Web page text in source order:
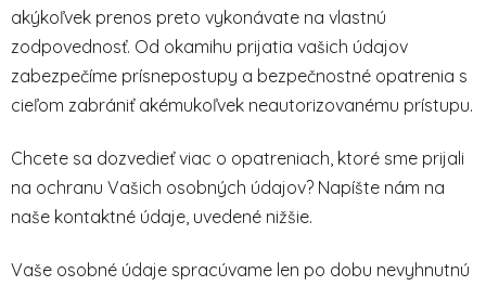
akýkoľvek prenos preto vykonávate na vlastnú
zodpovednosť. Od okamihu prijatia vašich údajov
zabezpečíme prísnepostupy a bezpečnostné opatrenia s
cieľom zabrániť akémukoľvek neautorizovanému prístupu.
Chcete sa dozvedieť viac o opatreniach, ktoré sme prijali
na ochranu Vašich osobných údajov? Napíšte nám na
naše kontaktné údaje, uvedené nižšie.
Vaše osobné údaje spracúvame len po dobu nevyhnutnú